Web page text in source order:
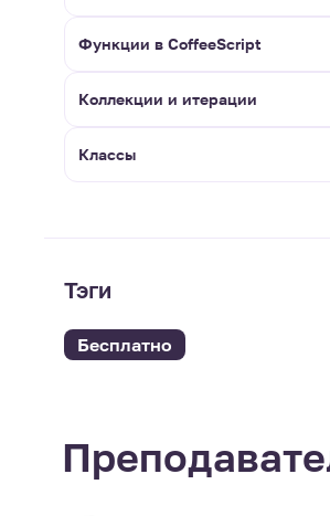
Функции в CoffeeScript
Коллекции и итерации
Классы
Тэги
Бесплатно